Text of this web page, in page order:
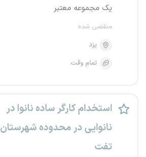
یک مجموعه معتبر
منقضی شده
یزد
تمام وقت
استخدام کارگر ساده نانوا در
نانوایی در محدوده شهرستان
تفت